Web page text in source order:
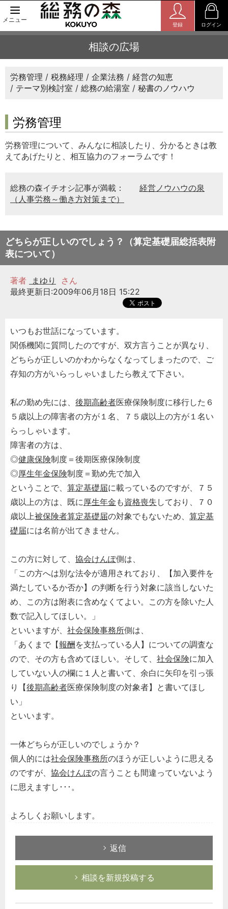
メニュー
登録 ログイン
相談の広場
労務管理 税務経理 企業法務
経営の知恵
テーマ別検討室
総務の給湯室 秘書のノウハウ
労務管理
労務管理について、みんなに相談したり、分かるときは教
えてあげたりと、相互協力のフォーラムです！
総務の森イチオシ記事が満載：
経営ノウハウの泉
（人事労務～働き方対策まで）
どちらが正しいのでしょう？（算定基礎届総括表附
表について）
著者 まゆり
さん
最終更新日:2009年06月18日 15:22
いつもお世話になっています。
関係機関に質問したのですが、双方言うことが異なり、
どちらが正しいのかわからなくなってしまったので、ご
存知の方がいらっしゃいましたら教えて下さい。
私の勤め先には、 後期高齢者医療保険制度に移行した６
５歳以上の障害者の方が１名、７５歳以上の方が１名い
らっしゃいます。
障害者の方は、
◎健康保険制度＝後期医療保険制度
◎厚生年金保険制度＝勤め先で加入
ということで、 算定基礎届に載っているのですが、７５
歳以上の方は、既に厚生年金 も資格喪失 しており、７０
歳以上被保険者算定基礎届の対象でもないため、 算定基
礎届には名前が出てきません。
この方に対して、 協会けんぽ側は、
「この方へは別な法令が適用されており、【加入要件を
満たしているか否か】の判断を行う対象に該当しないた
め、この方は附表に含めなくてよい。この方を除いた人
数で記入してほしい。」
といいますが、 社会保険事務所側は、
「あくまで【報酬を支払っている人】についての調査な
ので、その方も含めてほしい。そして、 社会保険に加入
していない人の欄に１人と書いて、余白に矢印を引っ張
り【後期高齢者医療保険制度の対象者】と書いてほし
い」
といいます。
一体どちらが正しいのでしょうか？
個人的には社会保険事務所のほうが正しいように思える
のですが、 協会けんぽの言うことも間違っていないよう
に思えますし･･･。
よろしくお願いします。
返信
相談を新規投稿する